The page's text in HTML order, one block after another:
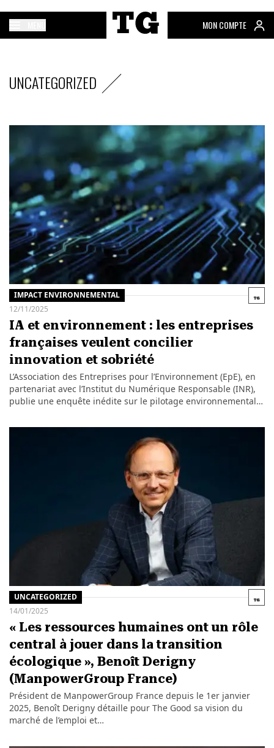
MON COMPTE
UNCATEGORIZED
IMPACT ENVIRONNEMENTAL
12/11/2025
IA et environnement : les entreprises
françaises veulent concilier
innovation et sobriété
L’Association des Entreprises pour l’Environnement (EpE), en
partenariat avec l’Institut du Numérique Responsable (INR),
publie une enquête inédite sur le pilotage environnemental…
UNCATEGORIZED
14/01/2025
« Les ressources humaines ont un rôle
central à jouer dans la transition
écologique », Benoît Derigny
(ManpowerGroup France)
Président de ManpowerGroup France depuis le 1er janvier
2025, Benoît Derigny détaille pour The Good sa vision du
marché de l’emploi et…